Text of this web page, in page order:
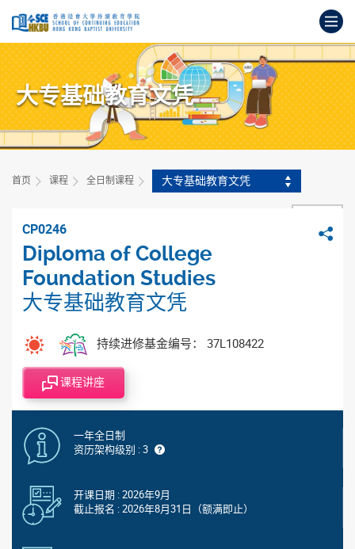
要
内
容
打
开
始
主
要
内
容
大专基础教育文凭
首页 课程 全日制课程 大专基础教育文凭
CP0246
Diploma of College
Foundation Studies
大专基础教育文凭
分
持续进修基金编号： 37L108422
课程讲座
一年全日制
资历架构级别 : 3
开课日期 : 2026年9月
截止报名 : 2026年8月31日（额满即止）